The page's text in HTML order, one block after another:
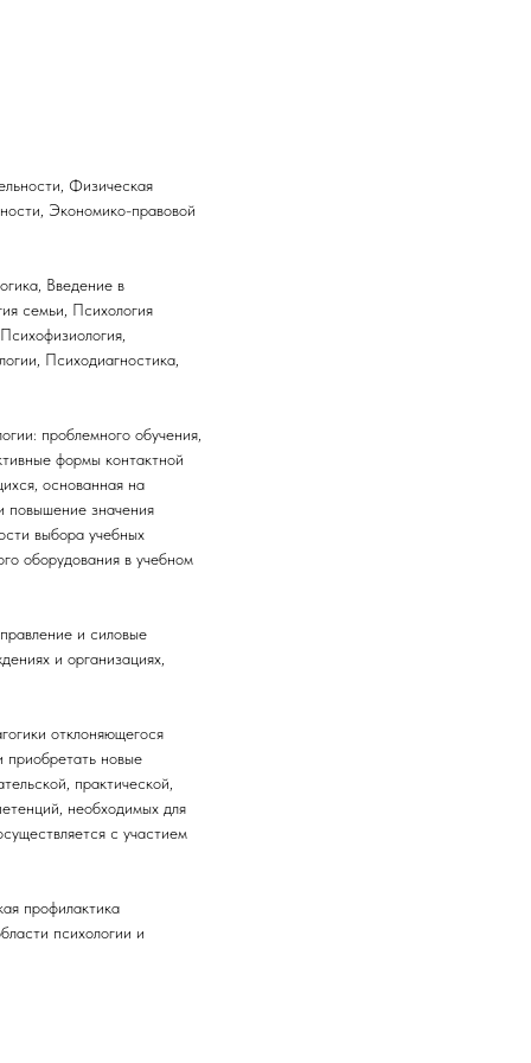
Физическая
Экономико-правовой
Введение в
семьи, Психология
Психодиагностика,
проблемного обучения,
формы контактной
основанная на
повышение значения
выбора учебных
оборудования в учебном
и силовые
и организациях,
отклоняющегося
приобретать новые
практической,
необходимых для
с участием
профилактика
психологии и